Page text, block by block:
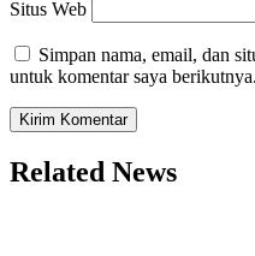
Situs Web
Simpan nama, email, dan
untuk komentar saya berikutnya.
Related News